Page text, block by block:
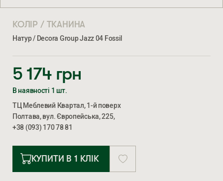
КОЛІР / ТКАНИНА
Натур / Decora Group Jazz 04 Fossil
5 174 грн
В наявності 1 шт.
ТЦ Меблевий Квартал, 1-й поверх
Полтава, вул. Європейська, 225,
+38 (093) 170 78 81
КУПИТИ В 1 КЛІК